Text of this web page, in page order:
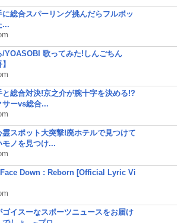
に総合スパーリング挑んだらフルボッ
...
/YOASOBI 歌ってみた!しんごちん
と総合対決!京之介が腕十字を決める!?
サーvs総合...
霊スポット大突撃!廃ホテルで見つけて
モノを見つけ...
Down : Reborn [Official Lyric Vi
ゴイスーなスポーツニュースをお届け